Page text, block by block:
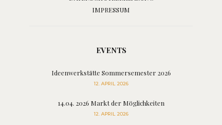
IMPRESSUM
EVENTS
Ideenwerkstätte Sommersemester 2026
12. APRIL 2026
14.04. 2026 Markt der Möglichkeiten
12. APRIL 2026